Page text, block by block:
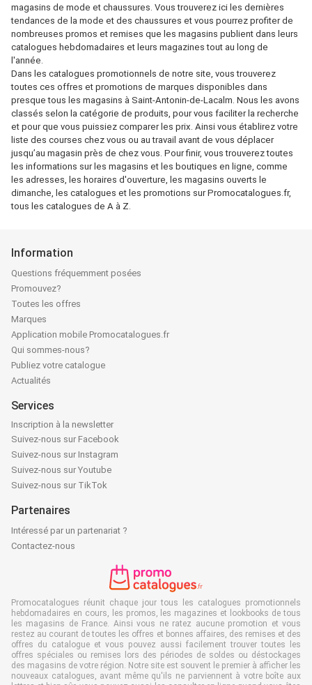
magasins de mode et chaussures. Vous trouverez ici les dernières
tendances de la mode et des chaussures et vous pourrez profiter de
nombreuses promos et remises que les magasins publient dans leurs
catalogues hebdomadaires et leurs magazines tout au long de
l'année.
Dans les catalogues promotionnels de notre site, vous trouverez
toutes ces offres et promotions de marques disponibles dans
presque tous les magasins à Saint-Antonin-de-Lacalm. Nous les avons
classés selon la catégorie de produits, pour vous faciliter la recherche
et pour que vous puissiez comparer les prix. Ainsi vous établirez votre
liste des courses chez vous ou au travail avant de vous déplacer
jusqu’au magasin près de chez vous. Pour finir, vous trouverez toutes
les informations sur les magasins et les boutiques en ligne, comme
les adresses, les horaires d'ouverture, les magasins ouverts le
dimanche, les catalogues et les promotions sur Promocatalogues.fr,
tous les catalogues de A à Z.
Information
Questions fréquemment posées
Promouvez?
Toutes les offres
Marques
Application mobile Promocatalogues.fr
Qui sommes-nous?
Publiez votre catalogue
Actualités
Services
Inscription à la newsletter
Suivez-nous sur Facebook
Suivez-nous sur Instagram
Suivez-nous sur Youtube
Suivez-nous sur TikTok
Partenaires
Intéressé par un partenariat ?
Contactez-nous
Promocatalogues réunit chaque jour tous les catalogues promotionnels
hebdomadaires en cours, les promos, les magazines et lookbooks de tous
les magasins de France. Ainsi vous ne ratez aucune promotion et vous
restez au courant de toutes les offres et bonnes affaires, des remises et des
offres du catalogue et vous pouvez aussi facilement trouver toutes les
offres spéciales ou remises lors des périodes de soldes ou déstockages
des magasins de votre région. Notre site est souvent le premier à afficher les
nouveaux catalogues, avant même qu'ils ne parviennent à votre boîte aux